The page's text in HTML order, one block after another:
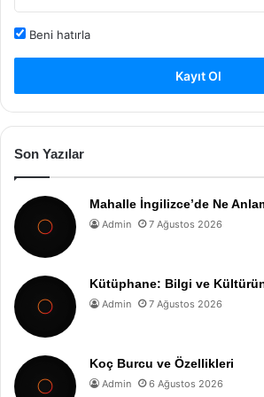
Beni hatırla
Kayıt Ol
Son Yazılar
Mahalle İngilizce’de Ne
Admin 7 Ağustos 2026
Kütüphane: Bilgi ve
Admin 7 Ağustos 2026
Koç Burcu ve Özellikleri
Admin 6 Ağustos 2026